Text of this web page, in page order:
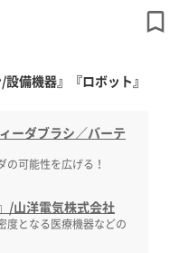
備機器』『ロボット』
ーダブラシ／バーテ
の可能性を広げる！
/山洋電気株式会社
度となる医療機器などの